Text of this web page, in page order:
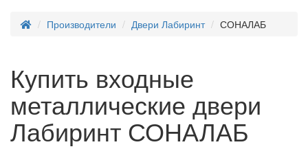
Производители Двери Лабиринт СОНАЛАБ
Купить входные
металлические двери
Лабиринт СОНАЛАБ